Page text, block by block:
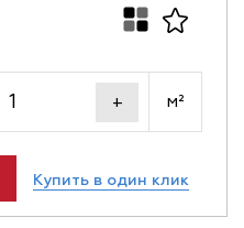
+ м²
Купить в один клик